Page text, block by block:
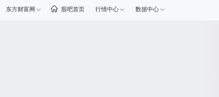
东方财富网 股吧首页 行情中心 数据中心